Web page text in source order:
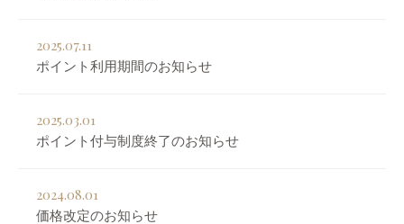
2025.07.11
ポイント利用期間のお知らせ
2025.03.01
ポイント付与制度終了のお知らせ
2024.08.01
価格改定のお知らせ